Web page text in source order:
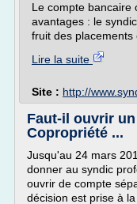
Le compte bancaire
avantages : le
fruit des placements
Lire la suite
Site : http://
Faut-il ouvrir
Copropriété ...
Jusqu'au 24 mars
donner au syndic
ouvrir de compte
décision est prise à